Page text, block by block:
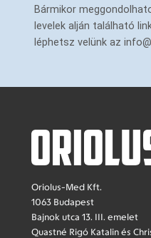
Bármikor
levelek alján található
léphetsz velünk az
Oriolus-Med Kft.
1063 Budapest
Bajnok utca 13. III. emelet
Quastné Rigó Katalin és